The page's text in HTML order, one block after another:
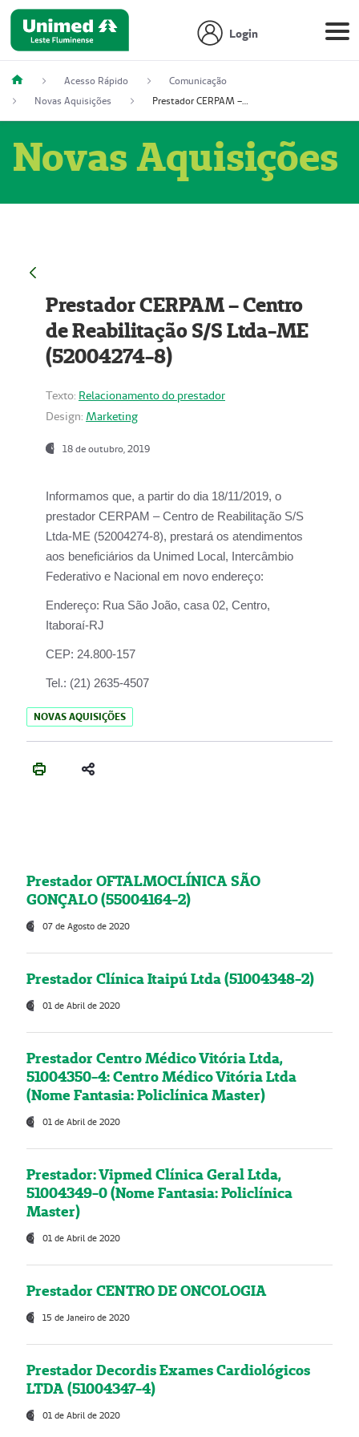
Login
Acesso Rápido
Comunicação
Novas Aquisições
Prestador CERPAM – Centro de Reabilitação S/S Ltda-ME (52004274-8)
Novas Aquisições
Prestador CERPAM – Centro
de Reabilitação S/S Ltda-ME
(52004274-8)
Texto: Relacionamento do prestador
Design: Marketing
18 de outubro, 2019
Informamos que, a partir do dia 18/11/2019, o
prestador CERPAM – Centro de Reabilitação S/S
Ltda-ME (52004274-8), prestará os atendimentos
aos beneficiários da Unimed Local, Intercâmbio
Federativo e Nacional em novo endereço:
Endereço: Rua São João, casa 02, Centro,
Itaboraí-RJ
CEP: 24.800-157
Tel.: (21) 2635-4507
NOVAS AQUISIÇÕES
Prestador OFTALMOCLÍNICA SÃO
GONÇALO (55004164-2)
07 de Agosto de 2020
Prestador Clínica Itaipú Ltda (51004348-2)
01 de Abril de 2020
Prestador Centro Médico Vitória Ltda,
51004350-4: Centro Médico Vitória Ltda
(Nome Fantasia: Policlínica Master)
01 de Abril de 2020
Prestador: Vipmed Clínica Geral Ltda,
51004349-0 (Nome Fantasia: Policlínica
Master)
01 de Abril de 2020
Prestador CENTRO DE ONCOLOGIA
15 de Janeiro de 2020
Prestador Decordis Exames Cardiológicos
LTDA (51004347-4)
01 de Abril de 2020